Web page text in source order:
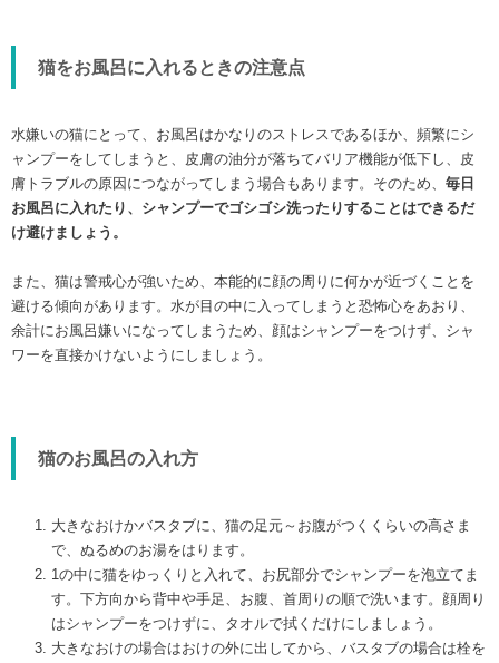
猫をお風呂に入れるときの注意点
水嫌いの猫にとって、お風呂はかなりのストレスであるほか、頻繁にシ
ャンプーをしてしまうと、皮膚の油分が落ちてバリア機能が低下し、皮
膚トラブルの原因につながってしまう場合もあります。そのため、 毎日
お風呂に入れたり、シャンプーでゴシゴシ洗ったりすることはできるだ
け避けましょう。
また、猫は警戒心が強いため、本能的に顔の周りに何かが近づくことを
避ける傾向があります。水が目の中に入ってしまうと恐怖心をあおり、
余計にお風呂嫌いになってしまうため、顔はシャンプーをつけず、シャ
ワーを直接かけないようにしましょう。
猫のお風呂の入れ方
大きなおけかバスタブに、猫の足元～お腹がつくくらいの高さま
で、ぬるめのお湯をはります。
1の中に猫をゆっくりと入れて、お尻部分でシャンプーを泡立てま
す。下方向から背中や手足、お腹、首周りの順で洗います。顔周り
はシャンプーをつけずに、タオルで拭くだけにしましょう。
大きなおけの場合はおけの外に出してから、バスタブの場合は栓を